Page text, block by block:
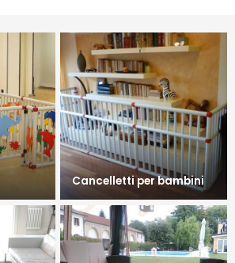
Cancelletti per bambini